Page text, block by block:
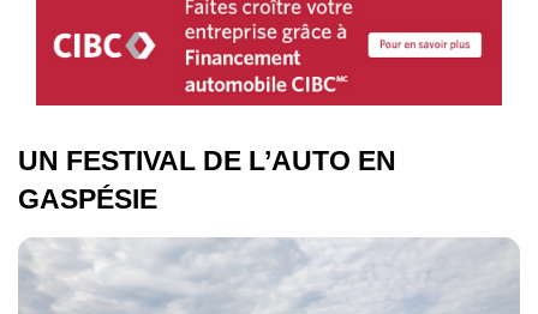
UN FESTIVAL DE L’AUTO EN
GASPÉSIE